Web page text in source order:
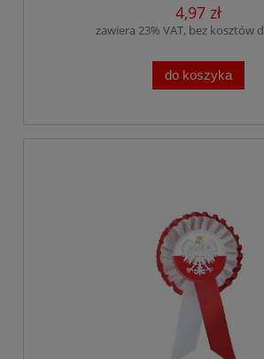
4,97 zł
zawiera 23% VAT, bez kosztów
do koszyka